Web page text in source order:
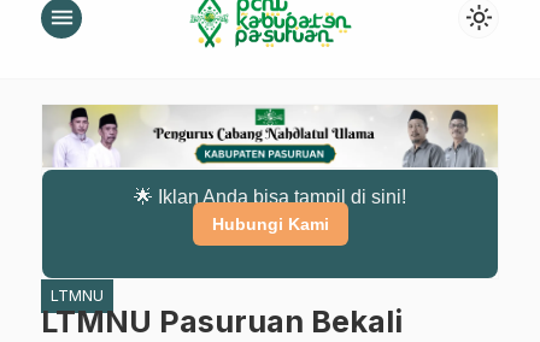
menu light_mode
🌟 Iklan Anda bisa tampil di sini!
Hubungi Kami
LTMNU
LTMNU Pasuruan Bekali